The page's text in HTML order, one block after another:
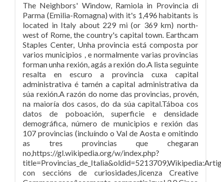
The Neighbors' Window, Ramiola in Provincia di
Parma (Emilia-Romagna) with it's 1,496 habitants is
located in Italy about 229 mi (or 369 km) north-
west of Rome, the country's capital town. Earthcam
Staples Center, Unha provincia está composta por
varios municipios , e normalmente varias provincias
forman unha rexión, agás a rexión do.A lista seguinte
resalta en escuro a provincia cuxa capital
administrativa é tamén a capital administrativa da
súa rexión.A razón do nome das provincias, provén,
na maioría dos casos, do da súa capital.Táboa cos
datos de poboación, superficie e densidade
demográfica, número de municipios e rexión das
107 provincias (incluíndo o Val de Aosta e omitindo
as tres provincias que chegaran
no,https://gl.wikipedia.org/w/index.php?
con seccións de curiosidades,licenza Creative